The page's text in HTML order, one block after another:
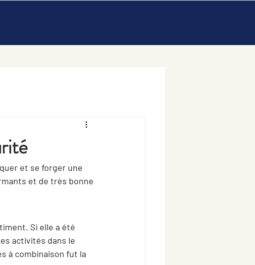
et se forger une
et de très bonne
Si elle a été
activités dans le
à combinaison fut la